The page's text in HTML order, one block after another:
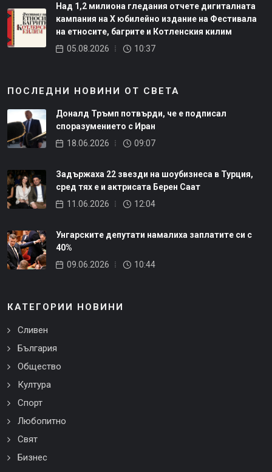
Над 1,2 милиона гледания отчете дигиталната
кампания на Х юбилейно издание на Фестивала
на етносите, багрите и Котленския килим
05.08.2026
10:37
ПОСЛЕДНИ НОВИНИ ОТ СВЕТА
Доналд Тръмп потвърди, че е подписал
споразумението с Иран
18.06.2026
09:07
Задържаха 22 звезди на шоубизнеса в Турция,
сред тях е и актрисата Берен Саат
11.06.2026
12:04
Унгарските депутати намалиха заплатите си с
40%
09.06.2026
10:44
КАТЕГОРИИ НОВИНИ
Сливен
България
Общество
Култура
Спорт
Любопитно
Свят
Бизнес